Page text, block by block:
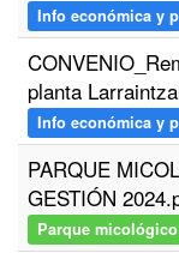
Info económica y
planta
Info económica y
PARQUE
GESTIÓN
Parque micológico